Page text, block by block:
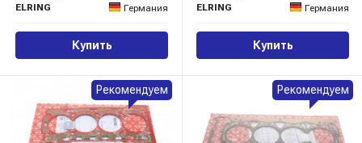
ELRING
Германия
Купить
ELRING
Германия
Купить
Рекомендуем Рекомендуем